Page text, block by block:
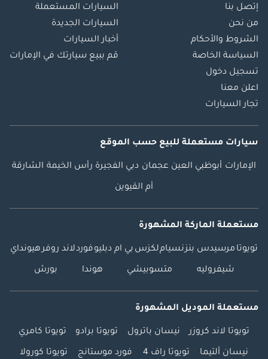
إتصل بنا
من نحن
الشروط والأحكام
السياسة الخاصة
تسجيل دخول
اعلن معنا
تجار السيارات
السيارات المستعملة
السيارات الجديدة
أخبار السيارات
قم ببيع سيارتك في الإمارات
سيارات مستعملة للبيع حسب الموقع
الإمارات أبوظبي العين عجمان دبي الفجيرة رأس الخيمة الشارقة
أم القيوين
مستعملة الماركة المشهورة
تويوتا مرسيدس بنزنسياملكزس بي ام دبليوفوردلاند روفرهيونداي
شيفروليه متسوبيشي هوندا بورش
مستعملة الموديل المشهورة
تويوتا لاند كروزر نيسان باترول تويوتا برادو تويوتا كامري
نيسان ألتيما تويوتا راف 4 فورد موستانج تويوتا كورولا